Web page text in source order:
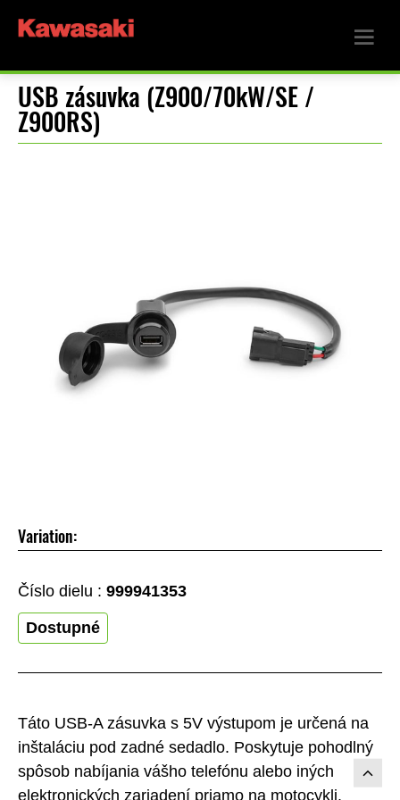
USB zásuvka (Z900/70kW/SE /
Z900RS)
Táto USB-A zásuvka s 5V výstupom je určená na
inštaláciu pod zadné sedadlo. Poskytuje pohodlný
spôsob nabíjania vášho telefónu alebo iných
elektronických zariadení priamo na motocykli.
Variation:
Číslo dielu : 999941353
Dostupné